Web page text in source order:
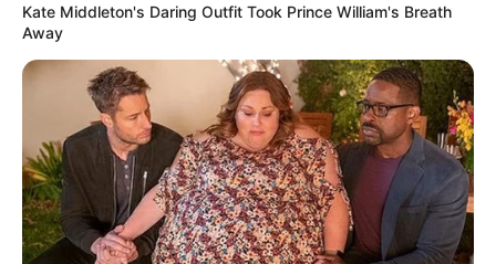
Kate Middleton's Daring Outfit Took Prince William's Breath
Away